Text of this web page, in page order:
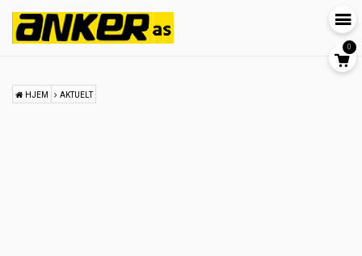
0
HJEM AKTUELT